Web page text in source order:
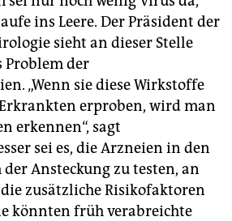
ins Leere. Der Präsident der
sieht an dieser Stelle
Problem der
„Wenn sie diese Wirkstoffe
erproben, wird man
erkennen“, sagt
sei es, die Arzneien in den
der Ansteckung zu testen, an
zusätzliche Risikofaktoren
könnten früh verabreichte